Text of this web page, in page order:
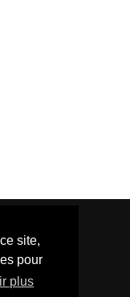
site,
pour
plus By